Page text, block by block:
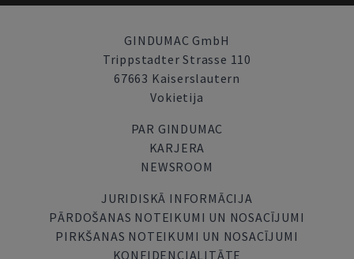
GINDUMAC GmbH
Trippstadter Strasse 110
67663 Kaiserslautern
Vokietija
PAR GINDUMAC
KARJERA
NEWSROOM
JURIDISKĀ INFORMĀCIJA
PĀRDOŠANAS NOTEIKUMI UN NOSACĪJUMI
PIRKŠANAS NOTEIKUMI UN NOSACĪJUMI
KONFIDENCIALITĀTE